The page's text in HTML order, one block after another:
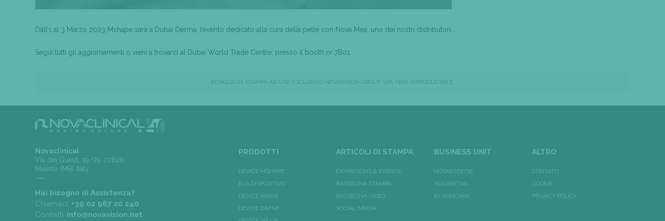
Dall’1 al 3 Marzo 2023 Mshape sarà a Dubai Derma, l’evento dedicato alla cura della pelle con Nova Mea, uno dei nostri distributori.
Segui tutti gli aggiornamenti o vieni a trovarci al Dubai World Trade Centre, presso il booth nr 7B01.
RITAGLIO DI STAMPA AD USO ESCLUSIVO NOVAVISION GROUP SPA, NON RIPRODUCIBILE.
Novaclinical
Via dei Guasti, 19/29 20826
Misinto (MB) Italy
Hai bisogno di Assistenza?
Chiamaci: +39 02 967 20 240
Contatti: info@novavision.net
PRODOTTI
DEVICE MSHAPE
EVA DISPOSITIVO
DEVICE ANIKA
DEVICE DAFNE
ARTICOLI DI STAMPA
EXHIBITIONS & EVENTS
RASSEGNA STAMPA
RASSEGNA VIDEO
SOCIAL MEDIA
BUSINESS UNIT
NOVAESTETYC
NOVARETAIL
IO SKINCARE
ALTRO
CONTATTI
COOKIE
PRIVACY POLICY